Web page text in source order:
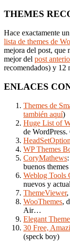
THEMES
Hace exactamente
lista de themes de
mejora del post, que
mejor del post
recomendados) y 12
ENLACES
Themes de
también aquí)
Huge List of
de WordPress.
WP Themes
CoryMathews
buenos
Weblog Tools
nuevos y
ThemeViewer,
WooThemes,
Air…
Elegant
30 Free,
(speck boy)